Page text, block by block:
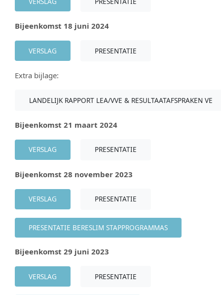
Bijeenkomst 18 juni 2024
VERSLAG PRESENTATIE
Extra bijlage:
LANDELIJK RAPPORT LEA/VVE & RESULTAATAFSPRAKEN VE
Bijeenkomst 21 maart 2024
VERSLAG PRESENTATIE
Bijeenkomst 28 november 2023
VERSLAG PRESENTATIE
PRESENTATIE BERESLIM STAPPROGRAMMAS
Bijeenkomst 29 juni 2023
VERSLAG PRESENTATIE